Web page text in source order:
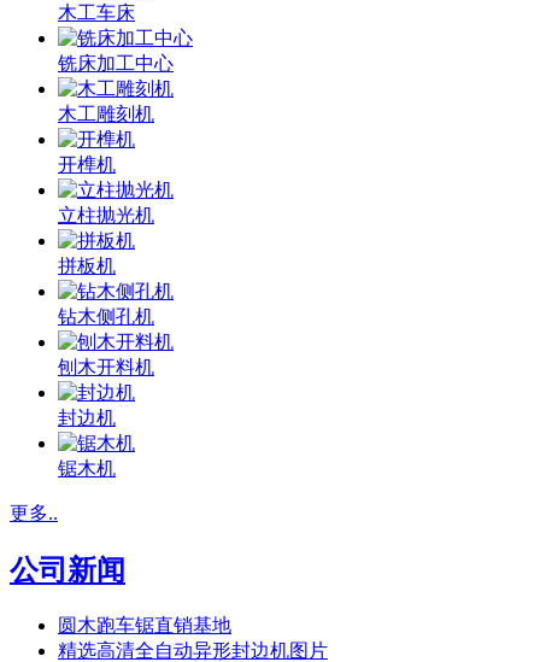
木工车床
铣床加工中心
木工雕刻机
开榫机
立柱抛光机
拼板机
钻木侧孔机
刨木开料机
封边机
锯木机
更多..
公司新闻
圆木跑车锯直销基地
精选高清全自动异形封边机图片